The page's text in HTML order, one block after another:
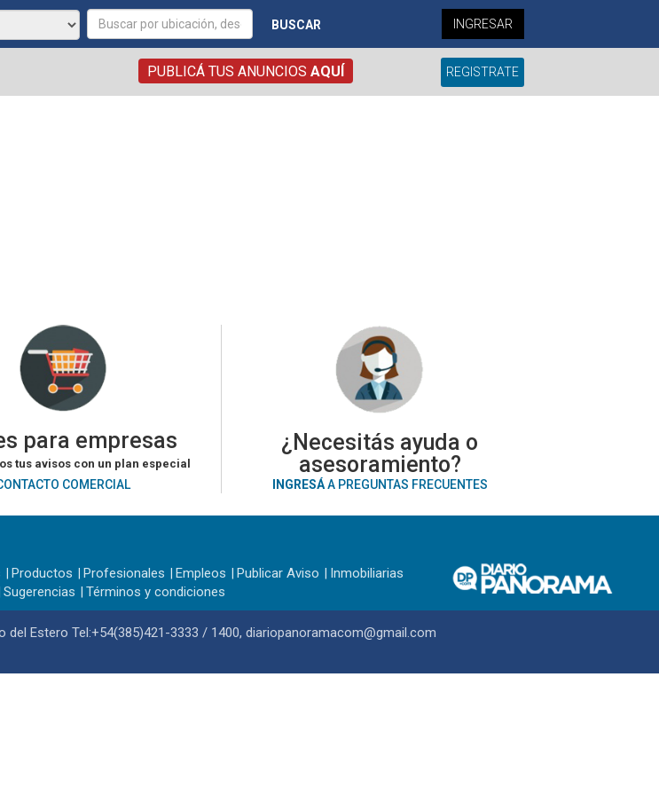
BUSCAR INGRESAR
PUBLICÁ TUS ANUNCIOS AQUÍ REGISTRATE
para empresas
tus avisos con un plan especial
COMERCIAL
¿Necesitás ayuda o
asesoramiento?
INGRESÁA PREGUNTAS FRECUENTES
Productos Profesionales Empleos Publicar Aviso
Inmobiliarias
Sugerencias Términos y condiciones
del Estero Tel:+54(385)421-3333 / 1400, diariopanoramacom@gmail.com